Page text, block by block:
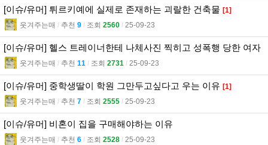
[이슈/유머] 튀르키예에 실제로 존재하는 괴랄한 건축물 [1]
웃겨주는매 l 추천 9 l 조회 2560 l 25-09-23
[이슈/유머] 헬스 트레이너한테 나체사진 찍히고 성폭행 당한 여자
웃겨주는매 l 추천 11 l 조회 2731 l 25-09-23
[이슈/유머] 중학생딸이 학원 그만두고싶다고 우는 이유 [1]
웃겨주는매 l 추천 7 l 조회 2555 l 25-09-23
[이슈/유머] 비혼이 집을 구매해야하는 이유
웃겨주는매 l 추천 6 l 조회 2528 l 25-09-23